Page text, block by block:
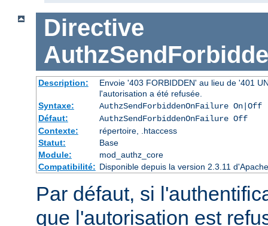
Directive
Description:
Envoie '403 FORBIDDEN' au lieu de '401
l'autorisation a été refusée.
Syntaxe:
AuthzSendForbiddenOnFailure On|Off
Défaut:
AuthzSendForbiddenOnFailure Off
Contexte:
répertoire, .htaccess
Statut:
Base
Module:
mod_authz_core
Compatibilité: Disponible depuis la version 2.3.11
Par défaut, si
que l'autorisation est